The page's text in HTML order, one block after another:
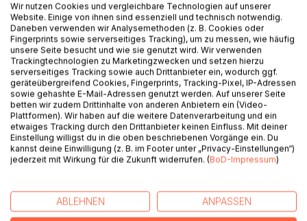
BESCHREIBUNG
Am Beispiel von Bildern eines Ehepaares aus Fotoalben, die
60 Jahre gemeinsames Leben über zwei Weltkriege
hinweg dokumentieren, wird der Frage nachgegangen, was
und wo zwischen Einzel- und Doppelporträt, Hochzeitsbild
und Familienfoto die Paar-Fotografie verortet werden
Wir nutzen Cookies und vergleichbare Technologien auf unserer
Website. Einige von ihnen sind essenziell und technisch notwendig.
Daneben verwenden wir Analysemethoden (z. B. Cookies oder
Fingerprints sowie serverseitiges Tracking), um zu messen, wie häufig
unsere Seite besucht und wie sie genutzt wird. Wir verwenden
Trackingtechnologien zu Marketingzwecken und setzen hierzu
serverseitiges Tracking sowie auch Drittanbieter ein, wodurch ggf.
geräteübergreifend Cookies, Fingerprints, Tracking-Pixel, IP-Adressen
sowie gehashte E-Mail-Adressen genutzt werden. Auf unserer Seite
betten wir zudem Drittinhalte von anderen Anbietern ein (Video-
Plattformen). Wir haben auf die weitere Datenverarbeitung und ein
etwaiges Tracking durch den Drittanbieter keinen Einfluss. Mit deiner
Einstellung willigst du in die oben beschriebenen Vorgänge ein. Du
kannst deine Einwilligung (z. B. im Footer unter „Privacy-Einstellungen“)
jederzeit mit Wirkung für die Zukunft widerrufen. (BoD-Impressum)
ABLEHNEN ANPASSEN